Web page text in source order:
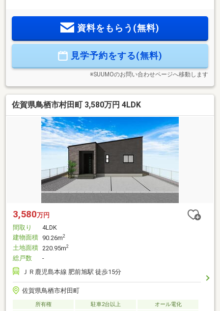
が最小限で済む効率的な生活動線・食洗機や浴室乾燥機など
共働き世帯にも嬉しい住宅設備を豊富に採用【周辺環境】・
ンでお悩みんの方へ≫住宅ローン実績あり！ライフプラン相
談会も無料開催中♪外部ＦＰが中立の立場で住宅購入をご提案
資料をもらう(無料)
見学予約をする(無料)
※SUUMOのお問い合わせページへ移動します
佐賀県鳥栖市村田町 3,580万円 4LDK
3,580万円
間取り
4LDK
建物面積 90.26m2
土地面積 220.95m2
総戸数
-
ＪＲ鹿児島本線 肥前旭駅 徒歩15分
佐賀県鳥栖市村田町
所有権 駐車2台以上 オール電化